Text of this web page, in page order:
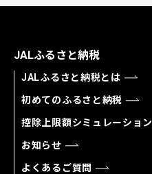
JALふるさと納税
JALふるさと納税とは
初めてのふるさと納税
控除上限額シミュレーション
お知らせ
よくあるご質問